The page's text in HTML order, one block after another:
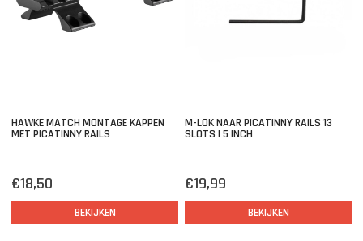
HAWKE MATCH MONTAGE KAPPEN
MET PICATINNY RAILS
€18,50
BEKIJKEN
M-LOK NAAR PICATINNY RAILS 13
SLOTS | 5 INCH
€19,99
BEKIJKEN